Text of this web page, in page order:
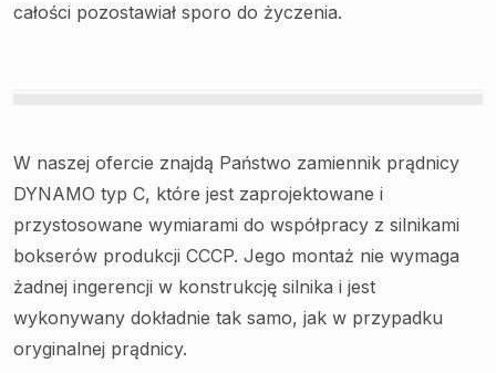
całości pozostawiał sporo do życzenia.
W naszej ofercie znajdą Państwo zamiennik prądnicy
DYNAMO typ C, które jest zaprojektowane i
przystosowane wymiarami do współpracy z silnikami
bokserów produkcji CCCP. Jego montaż nie wymaga
żadnej ingerencji w konstrukcję silnika i jest
wykonywany dokładnie tak samo, jak w przypadku
oryginalnej prądnicy.